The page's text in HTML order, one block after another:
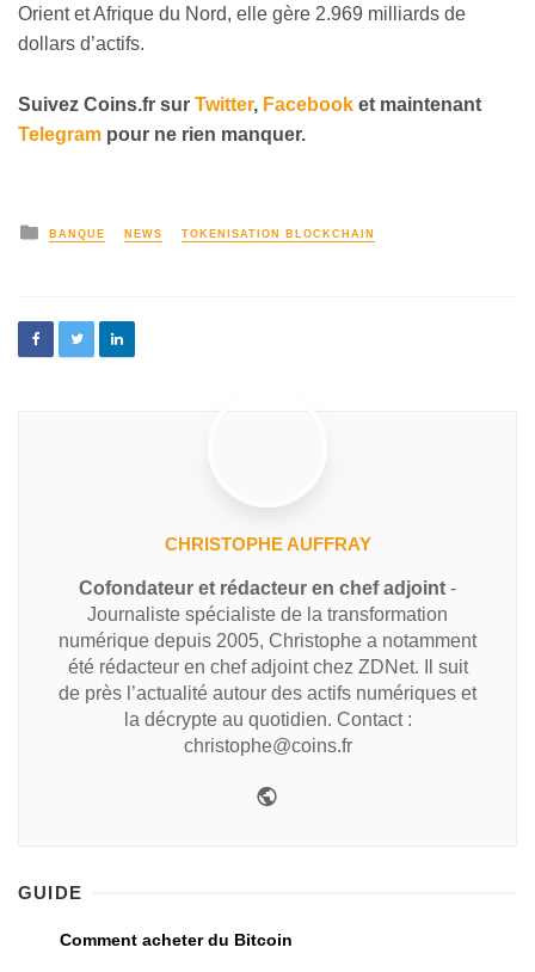
Orient et Afrique du Nord, elle gère 2.969 milliards de
dollars d’actifs.
Suivez Coins.fr sur Twitter, Facebook et maintenant
Telegram pour ne rien manquer.
BANQUE NEWS TOKENISATION BLOCKCHAIN
CHRISTOPHE AUFFRAY
Cofondateur et rédacteur en chef adjoint -
Journaliste spécialiste de la transformation
numérique depuis 2005, Christophe a notamment
été rédacteur en chef adjoint chez ZDNet. Il suit
de près l’actualité autour des actifs numériques et
la décrypte au quotidien. Contact :
christophe@coins.fr
GUIDE
Comment acheter du Bitcoin